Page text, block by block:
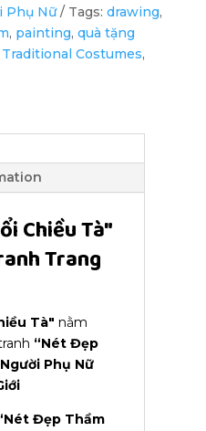
Phụ Nữ
Tags: drawing,
, painting, quà tặng
Traditional Costumes,
Chiều Tà"
Trang
Tà"nằm
“Nét Đẹp
Phụ Nữ
Đẹp Thầm